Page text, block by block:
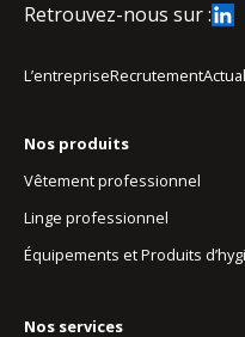
Retrouvez-nous sur :
L’entrepriseRecrutement
Nos produits
Vêtement professionnel
Linge professionnel
Équipements et Produits
Nos services